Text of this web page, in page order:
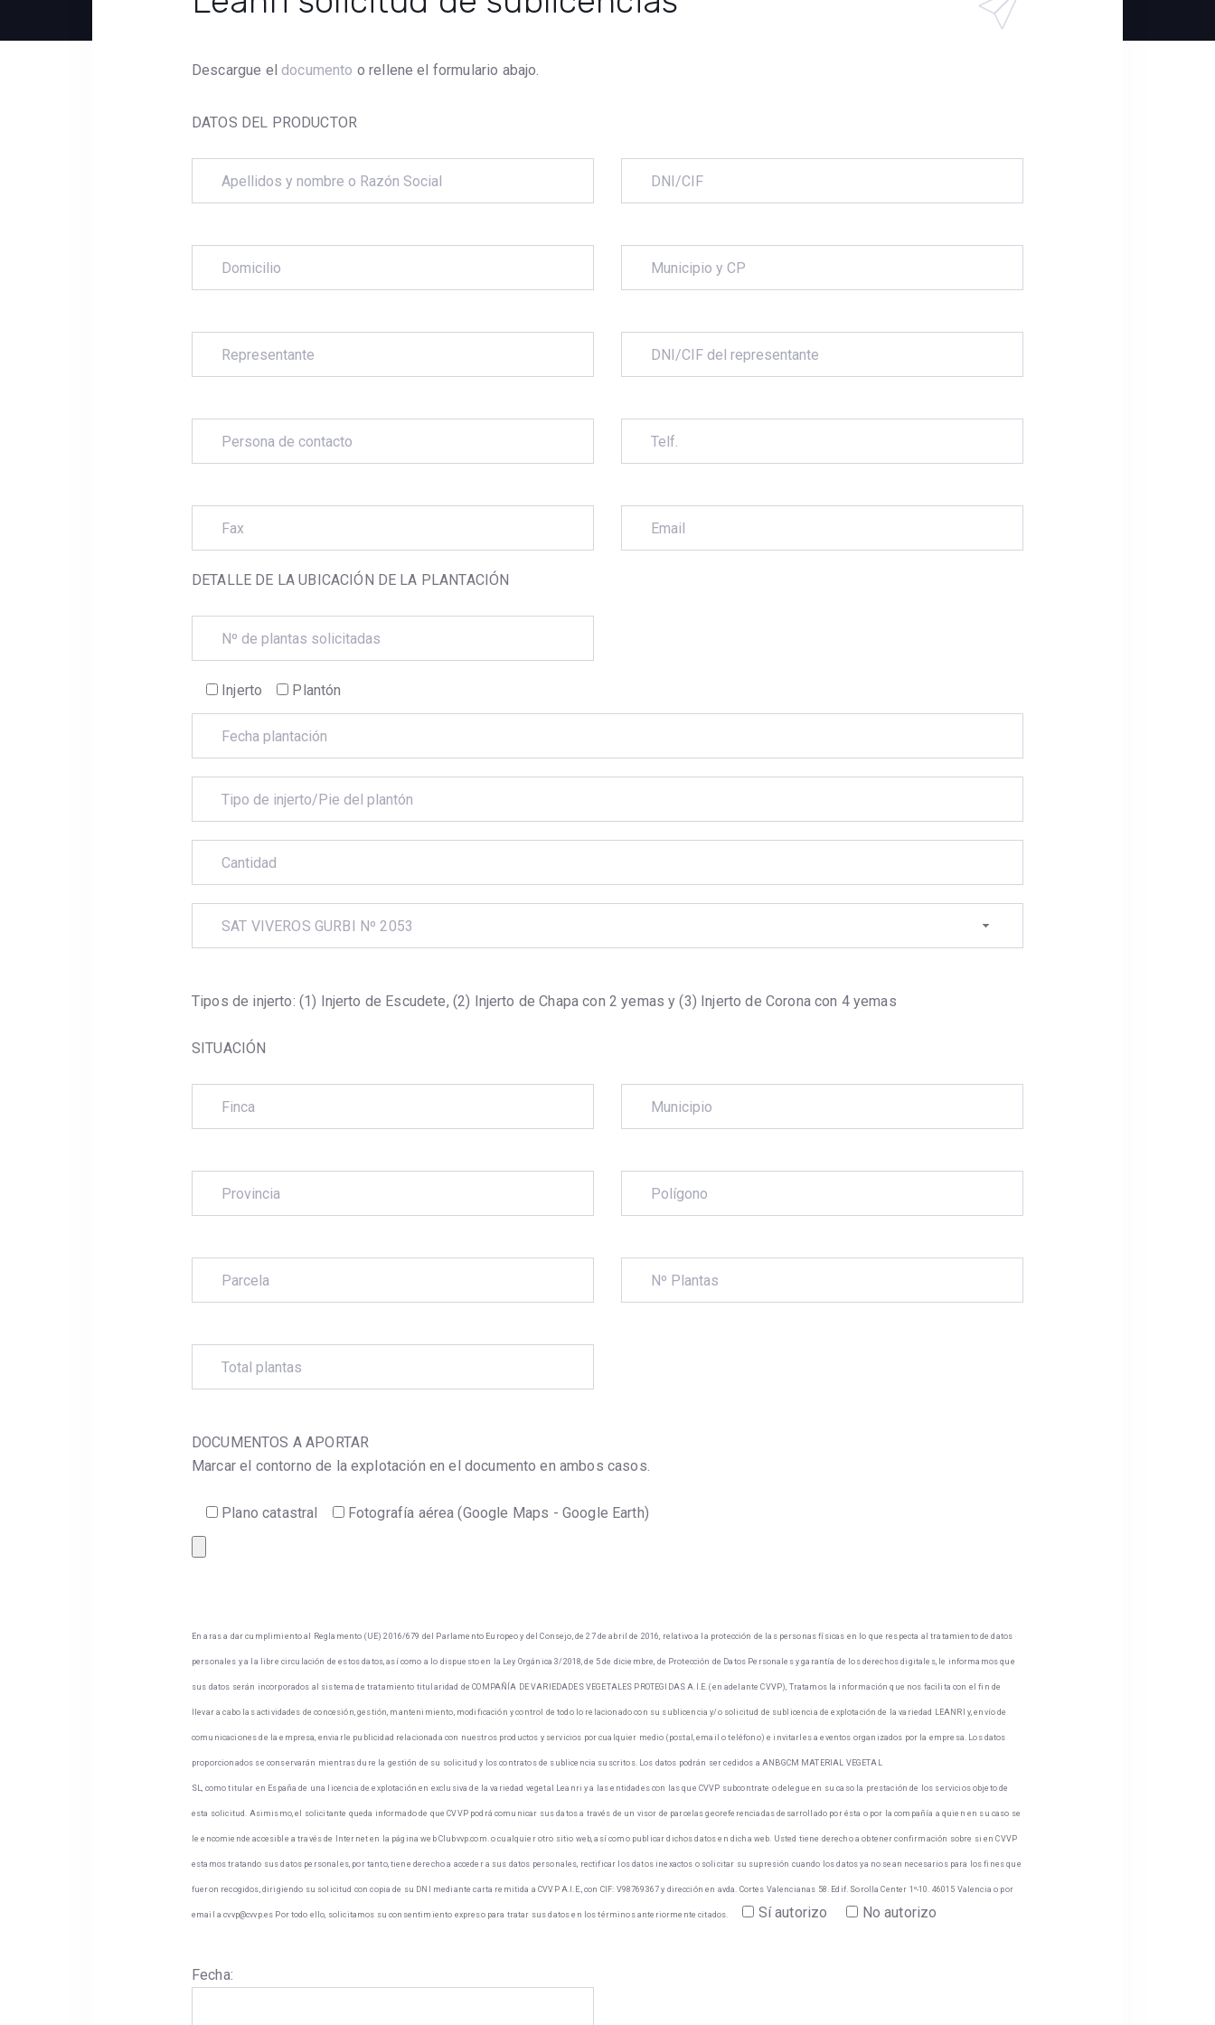
Descargue eldocumento o rellene el formulario abajo.
DATOS DEL PRODUCTOR
DETALLE DE LA UBICACIÓN DE LA PLANTACIÓN
Injerto Plantón
SAT VIVEROS GURBI Nº 2053
Tipos de injerto: (1) Injerto de Escudete, (2) Injerto de Chapa con 2 yemas y (3) Injerto de Corona con 4 yemas
SITUACIÓN
DOCUMENTOS A APORTAR
Marcar el contorno de la explotación en el documento en ambos casos.
Plano catastral Fotografía aérea (Google Maps - Google Earth)
En aras a dar cumplimiento al Reglamento (UE) 2016/679 del Parlamento Europeo y del Consejo, de 27 de abril de 2016, relativo a la protección de las personas físicas en lo que respecta al tratamiento de datos
personales y a la libre circulación de estos datos, así como a lo dispuesto en la Ley Orgánica 3/2018, de 5 de diciembre, de Protección de Datos Personales y garantía de los derechos digitales, le informamos que
sus datos serán incorporados al sistema de tratamiento titularidad de COMPAÑÍA DE VARIEDADES VEGETALES PROTEGIDAS A.I.E. (en adelante CVVP), Tratamos la información que nos facilita con el fin de
llevar a cabo las actividades de concesión, gestión, mantenimiento, modificación y control de todo lo relacionado con su sublicencia y/o solicitud de sublicencia de explotación de la variedad LEANRI y, envío de
comunicaciones de la empresa, enviarle publicidad relacionada con nuestros productos y servicios por cualquier medio (postal, email o teléfono) e invitarles a eventos organizados por la empresa. Los datos
proporcionados se conservarán mientras dure la gestión de su solicitud y los contratos de sublicencia suscritos. Los datos podrán ser cedidos a ANBGCM MATERIAL VEGETAL
SL, como titular en España de una licencia de explotación en exclusiva de la variedad vegetal Leanri y a las entidades con las que CVVP subcontrate o delegue en su caso la prestación de los servicios objeto de
esta solicitud. Asimismo, el solicitante queda informado de que CVVP podrá comunicar sus datos a través de un visor de parcelas georeferenciadas desarrollado por ésta o por la compañía a quien en su caso se
le encomiende accesible a través de Internet en la página web Clubvvp.com. o cualquier otro sitio web, así como publicar dichos datos en dicha web. Usted tiene derecho a obtener confirmación sobre si en CVVP
estamos tratando sus datos personales, por tanto, tiene derecho a acceder a sus datos personales, rectificar los datos inexactos o solicitar su supresión cuando los datos ya no sean necesarios para los fines que
fueron recogidos, dirigiendo su solicitud con copia de su DNI mediante carta remitida a CVVP A.I.E., con CIF: V98769367 y dirección en avda. Cortes Valencianas 58. Edif. Sorolla Center 1º-10. 46015 Valencia o por
email a cvvp@cvvp.es Por todo ello, solicitamos su consentimiento expreso para tratar sus datos en los términos anteriormente citados. Sí autorizo No autorizo
Fecha: